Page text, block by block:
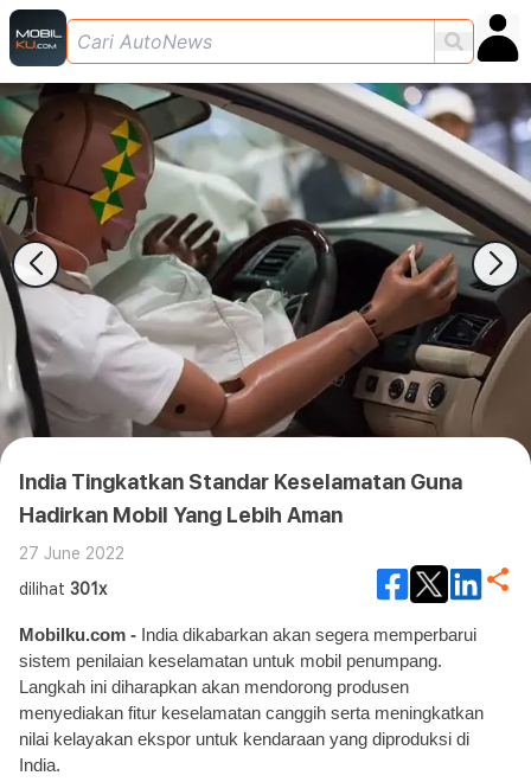
India Tingkatkan Standar Keselamatan Guna
Hadirkan Mobil Yang Lebih Aman
27 June 2022
dilihat 301x
Mobilku.com - India dikabarkan akan segera memperbarui
sistem penilaian keselamatan untuk mobil penumpang.
Langkah ini diharapkan akan mendorong produsen
menyediakan fitur keselamatan canggih serta meningkatkan
nilai kelayakan ekspor untuk kendaraan yang diproduksi di
India.